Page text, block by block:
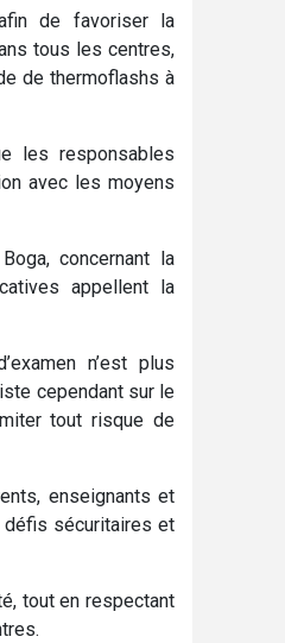
de favoriser la
tous les centres,
de thermoflashs à
les responsables
avec les moyens
concernant la
appellent la
n’est plus
cependant sur le
tout risque de
enseignants et
défis sécuritaires et
tout en respectant